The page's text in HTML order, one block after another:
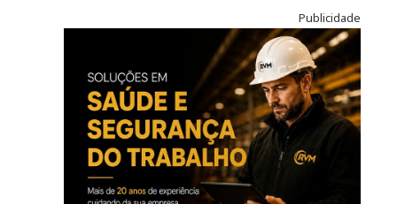
Publicidade